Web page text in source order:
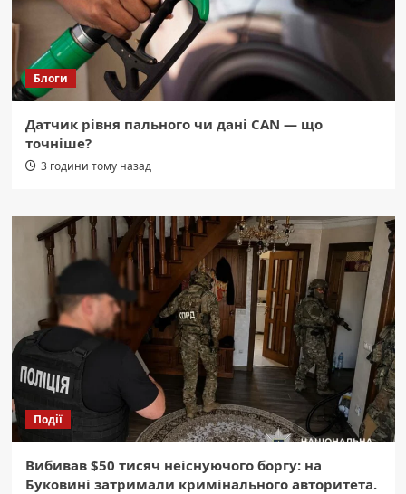
Блоги
Датчик рівня пального чи дані CAN — що
точніше?
3 години тому назад
Події
Вибивав $50 тисяч неіснуючого боргу: на
Буковині затримали кримінального авторитета.